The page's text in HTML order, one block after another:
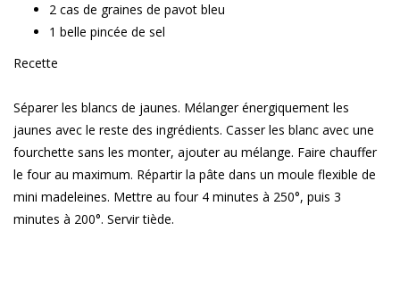
2 cas de graines de pavot bleu
1 belle pincée de sel
Recette
Séparer les blancs de jaunes. Mélanger énergiquement les
jaunes avec le reste des ingrédients. Casser les blanc avec une
fourchette sans les monter, ajouter au mélange. Faire chauffer
le four au maximum. Répartir la pâte dans un moule flexible de
mini madeleines. Mettre au four 4 minutes à 250°, puis 3
minutes à 200°. Servir tiède.